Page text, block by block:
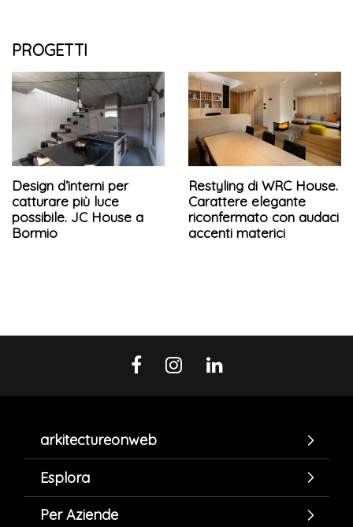
PROGETTI
Design d’interni per
catturare più luce
possibile. JC House a
Bormio
Restyling di WRC House.
Carattere elegante
riconfermato con audaci
accenti materici
arkitectureonweb
Esplora
Per Aziende